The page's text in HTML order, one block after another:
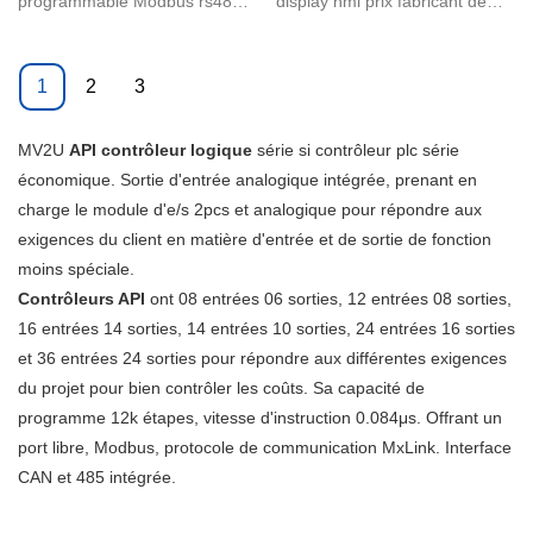
MV2U API contrôleur logique série si contrôleur plc série
économique. Sortie d'entrée analogique intégrée, prenant en
charge le module d'e/s 2pcs et analogique pour répondre aux
exigences du client en matière d'entrée et de sortie de fonction
moins spéciale.
Contrôleurs API ont 08 entrées 06 sorties, 12 entrées 08 sorties,
16 entrées 14 sorties, 14 entrées 10 sorties, 24 entrées 16 sorties
et 36 entrées 24 sorties pour répondre aux différentes exigences
du projet pour bien contrôler les coûts. Sa capacité de
programme 12k étapes, vitesse d'instruction 0.084μs. Offrant un
port libre, Modbus, protocole de communication MxLink. Interface
CAN et 485 intégrée.
plc module d'e/s nécessite une
nouvelle technologie
ont optimisé avec succès les
technologies et les ont
appliquées au processus de
fabrication, économisant ainsi
du temps et de l'argent. Il a fait
ses preuves dans le(s)
domaine(s) des relais.
avancée et un savoir-faire de
traitement exquis, des
performances fiables, de haute
qualité, une excellente qualité,
réputation et d'une popularité
dans l'industrie. De plus, le
produit personnalisé est
également offert pour répondre
aux exigences spécifiques des
clients.
1 2 3